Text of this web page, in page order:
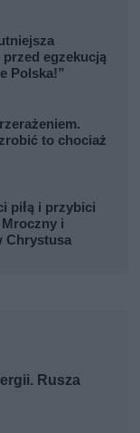
egzekucją
Polska!”
to chociaż
piłą i przybici
Mroczny i
Chrystusa
Rusza